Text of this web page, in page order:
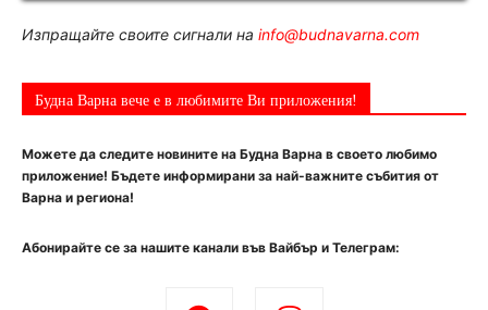
Изпращайте своите сигнали на info@budnavarna.com
Будна Варна вече е в любимите Ви приложения!
Можете да следите новините на Будна Варна в своето любимо
приложение! Бъдете информирани за най-важните събития от
Варна и региона!
Абонирайте се за нашите канали във Вайбър и Телеграм: